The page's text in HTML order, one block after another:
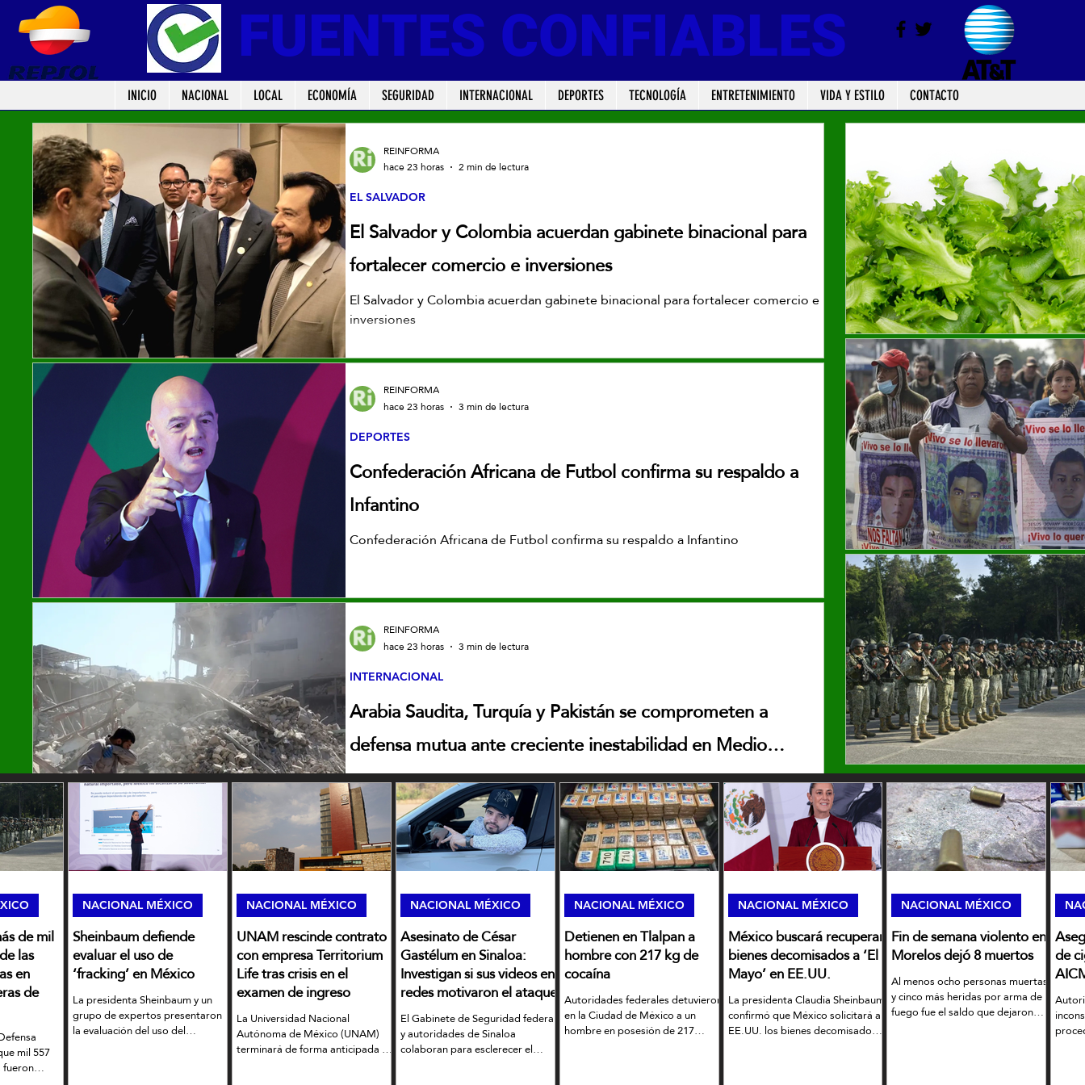
FUENTES CONFIABLES
INICIO NACIONAL LOCAL ECONOMÍA SEGURIDAD INTERNACIONAL DEPORTES TECNOLOGÍA ENTRETENIMIENTO VIDA Y ESTILO CONTACTO
El Salvador y Colombia acuerdan gabinete binacional para
fortalecer comercio e inversiones
El Salvador y Colombia acuerdan gabinete binacional para fortalecer comercio e
inversiones
EL SALVADOR
REINFORMA
hace 23 horas
2 min de lectura
Confederación Africana de Futbol confirma su respaldo a
Infantino
Confederación Africana de Futbol confirma su respaldo a Infantino
DEPORTES
REINFORMA
hace 23 horas
3 min de lectura
Arabia Saudita, Turquía y Pakistán se comprometen a
defensa mutua ante creciente inestabilidad en Medio
Oriente
Arabia Saudita, Turquía y Pakistán se comprometen a defensa mutua ante
creciente inestabilidad en Medio Oriente
INTERNACIONAL
REINFORMA
hace 23 horas
3 min de lectura
México insiste que no hay prueba que su lechuga
causara brote de ciclosporiasis en EE.UU.
Cofepris dijo que no está comprobado que la lechuga producida en
NACIONAL MÉXICO
REINFORMA
hace 24 horas
2 min de lectura
de mil
las
en
de
mil 557
Sheinbaum defiende
evaluar el uso de
‘fracking’ en México
La presidenta Sheinbaum y un
grupo de expertos presentaron
la evaluación del uso del
NACIONAL MÉXICO
UNAM rescinde contrato
con empresa Territorium
Life tras crisis en el
examen de ingreso
La Universidad Nacional
Autónoma de México (UNAM)
terminará de forma anticipada el
NACIONAL MÉXICO
Asesinato de César
Gastélum en Sinaloa:
Investigan si sus videos en
redes motivaron el ataque
El Gabinete de Seguridad federal
y autoridades de Sinaloa
colaboran para esclerecer el
NACIONAL MÉXICO
Detienen en Tlalpan a
hombre con 217 kg de
cocaína
Autoridades federales detuvieron
en la Ciudad de México a un
hombre en posesión de 217
NACIONAL MÉXICO
México buscará recuperar
bienes decomisados a ‘El
Mayo’ en EE.UU.
La presidenta Claudia Sheinbaum
confirmó que México solicitará a
EE.UU. los bienes decomisados
NACIONAL MÉXICO
Fin de semana violento en
Morelos dejó 8 muertos
Al menos ocho personas muertas
y cinco más heridas por arma de
fuego fue el saldo que dejaron
NACIONAL MÉXICO
de